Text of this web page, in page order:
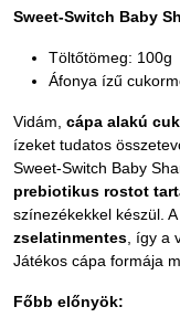
Sweet-Switch Baby
Töltőtömeg: 100g
Áfonya ízű
Vidám, cápa alakú
ízeket tudatos
Sweet-Switch Baby
prebiotikus rostot
színezékekkel készül.
zselatinmentes, így a
Játékos cápa formája
Főbb előnyök: